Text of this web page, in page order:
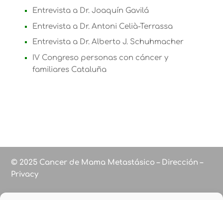
Entrevista a Dr. Joaquín Gavilá
Entrevista a Dr. Antoni Celià-Terrassa
Entrevista a Dr. Alberto J. Schuhmacher
IV Congreso personas con cáncer y
familiares Cataluña
© 2025 Cancer de Mama Metastásico – Dirección –
Privacy